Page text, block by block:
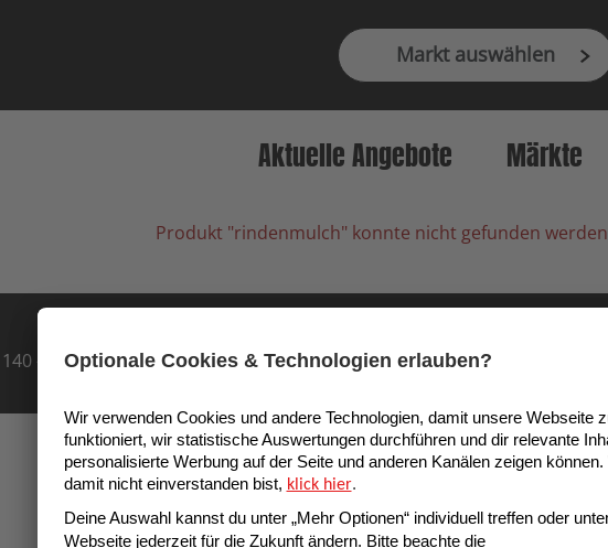
Markt auswählen
Aktuelle Angebote Märkte
Produkt "rindenmulch" konnte nicht gefunden werden
- 144 • 51149 Köln, Deutschland